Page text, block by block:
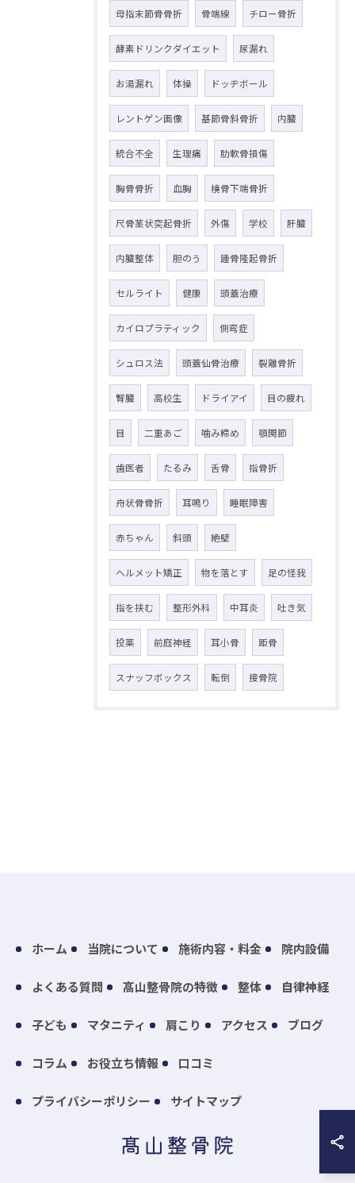
母指末節骨骨折 骨端線 チロー骨折
酵素ドリンクダイエット 尿漏れ
お湯漏れ 体操 ドッヂボール
レントゲン画像 基節骨斜骨折 内臓
統合不全 生理痛 肋軟骨損傷
胸骨骨折 血胸 橈骨下端骨折
尺骨茎状突起骨折 外傷 学校 肝臓
内臓整体 胆のう 踵骨隆起骨折
セルライト 健康 頭蓋治療
カイロプラティック 側弯症
シュロス法 頭蓋仙骨治療 裂離骨折
腎臓 高校生 ドライアイ 目の疲れ
目 二重あご 噛み締め 顎関節
歯医者 たるみ 舌骨 指骨折
舟状骨骨折 耳鳴り 睡眠障害
赤ちゃん 斜頭 絶壁
ヘルメット矯正 物を落とす 足の怪我
指を挟む 整形外科 中耳炎 吐き気
投薬 前庭神経 耳小骨 距骨
スナッフボックス 転倒 接骨院
ホーム 当院について 施術内容・料金 院内設備
よくある質問 髙山整骨院の特徴 整体 自律神経
子ども マタニティ 肩こり アクセス ブログ
コラム お役立ち情報 口コミ
プライバシーポリシー サイトマップ